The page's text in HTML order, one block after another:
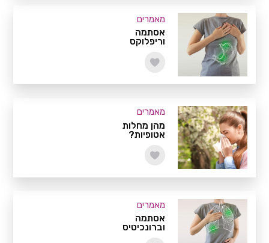
מאמרים
אסתמה
וריפלוקס
מאמרים
מהן מחלות
אטופיות?
מאמרים
אסתמה
וברונכיטיס